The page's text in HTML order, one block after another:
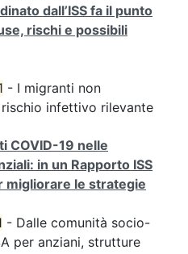
dall’ISS fa il punto
rischi e possibili
- I migranti non
infettivo rilevante
COVID-19 nelle
in un Rapporto ISS
migliorare le strategie
- Dalle comunità socio-
per anziani, strutture